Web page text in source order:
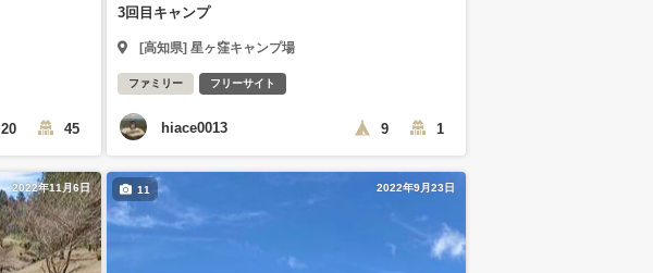
20 45
3回目キャンプ
[高知県] 星ヶ窪キャンプ場
ファミリー フリーサイト
hiace0013 9 1
2022年11月6日 2022年9月23日
11